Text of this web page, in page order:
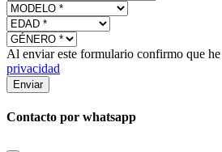
Al enviar este formulario confirmo que
privacidad
Enviar
Contacto por whatsapp